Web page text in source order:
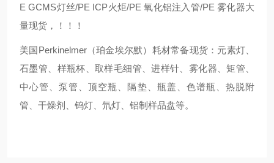
E GCMS灯丝/PE ICP火炬/PE 氧化铝注入管/PE 雾化器大
量现货，！！！
美国Perkinelmer（珀金埃尔默）耗材常备现货：元素灯、
石墨管、样瓶杯、取样毛细管、进样针、雾化器、矩管、
中心管、泵管、顶空瓶、隔垫、瓶盖、色谱瓶、热脱附
管、干燥剂、钨灯、氘灯、铝制样品盘等。